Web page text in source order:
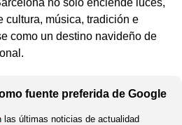
no solo enciende luces,
cultura, música, tradición e
como un destino navideño de
fuente preferida de Google
las últimas noticias de actualidad